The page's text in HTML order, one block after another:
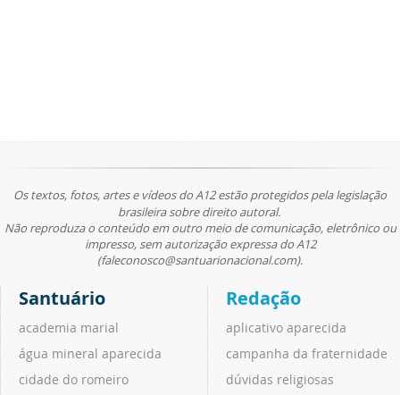
Os textos, fotos, artes e vídeos do A12 estão protegidos pela legislação
brasileira sobre direito autoral.
Não reproduza o conteúdo em outro meio de comunicação, eletrônico ou
impresso, sem autorização expressa do A12
(faleconosco@santuarionacional.com).
Santuário
academia marial
água mineral aparecida
cidade do romeiro
Redação
aplicativo aparecida
campanha da fraternidade
dúvidas religiosas